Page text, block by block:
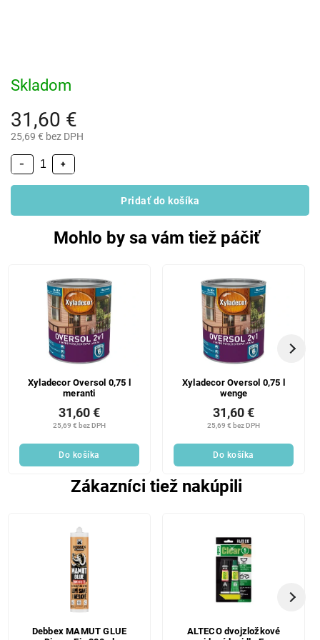
31,60 €
25,69 € bez DPH
Skladom
+
−
Pridať do košíka
Mohlo by sa vám tiež páčiť
Xyladecor Oversol 0,75 l
meranti
25,69 € bez DPH
31,60 €
Do košíka
Xyladecor Oversol 0,75 l
wenge
25,69 € bez DPH
31,60 €
Do košíka
Zákazníci tiež nakúpili
Debbex MAMUT GLUE
ALTECO dvojzložkové